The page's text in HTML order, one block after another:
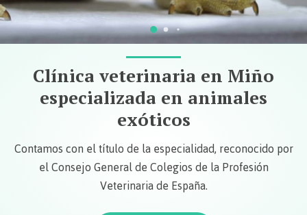
Hospitalización y cuidados intensivos
Vigilancia y medicación durante las 24 horas
Diagnósticos
Diagnóstico veterinario en Miño
Informes técnico zoosanitarios
Redactamos informes técnicos zoosanitarios
Nutrición y complementos
Tienda de nutrición y complementos veterinarios
Clínica veterinaria en Miño
especializada en animales
exóticos
Contamos con el título de la especialidad, reconocido por
el Consejo General de Colegios de la Profesión
Veterinaria de España.